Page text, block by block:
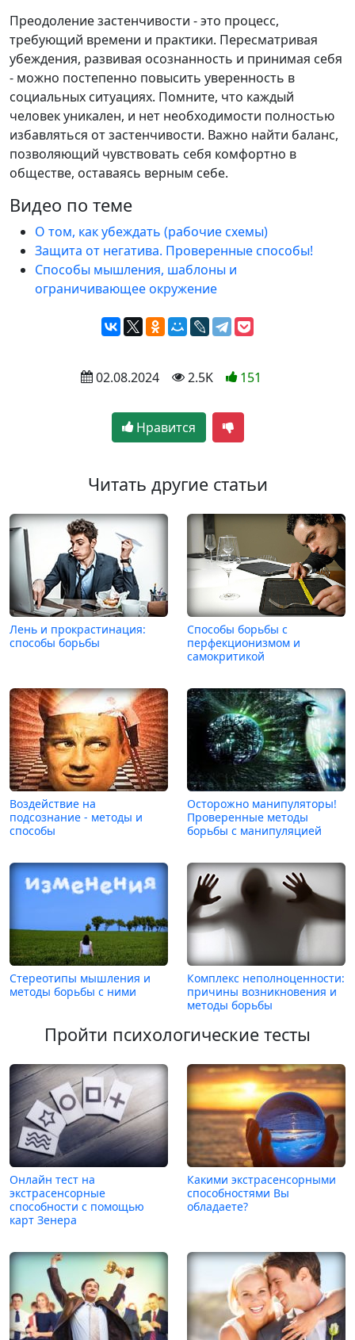
Преодоление застенчивости - это процесс,
требующий времени и практики. Пересматривая
убеждения, развивая осознанность и принимая себя
- можно постепенно повысить уверенность в
социальных ситуациях. Помните, что каждый
человек уникален, и нет необходимости полностью
избавляться от застенчивости. Важно найти баланс,
позволяющий чувствовать себя комфортно в
обществе, оставаясь верным себе.
Видео по теме
О том, как убеждать (рабочие схемы)
Защита от негатива. Проверенные способы!
Способы мышления, шаблоны и
ограничивающее окружение
02.08.2024 2.5K 151
Нравится
Читать другие статьи
Лень и прокрастинация:
способы борьбы
Способы борьбы с
перфекционизмом и
самокритикой
Воздействие на
подсознание - методы и
способы
Осторожно манипуляторы!
Проверенные методы
борьбы с манипуляцией
Стереотипы мышления и
методы борьбы с ними
Комплекс неполноценности:
причины возникновения и
методы борьбы
Пройти психологические тесты
Онлайн тест на
экстрасенсорные
способности с помощью
карт Зенера
Какими экстрасенсорными
способностями Вы
обладаете?